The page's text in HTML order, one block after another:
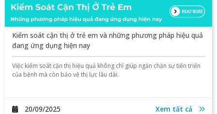
Kiểm soát cận thị ở trẻ em và những phương pháp hiệu quả
đang ứng dụng hiện nay
Việc kiểm soát cận thị hiệu quả không chỉ giúp ngăn chặn sự tiến triển
của bệnh mà còn bảo vệ thị lực lâu dài.
20/09/2025 Xem tất cả